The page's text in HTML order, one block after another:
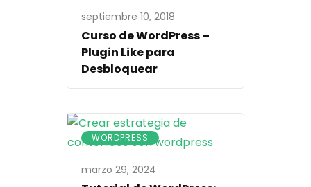
septiembre 10, 2018
Curso de WordPress –
Plugin Like para
Desbloquear
WORDPRESS
marzo 29, 2024